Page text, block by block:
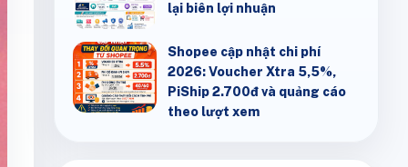
lại biên lợi nhuận
Shopee cập nhật chi phí
2026: Voucher Xtra 5,5%,
PiShip 2.700đ và quảng cáo
theo lượt xem